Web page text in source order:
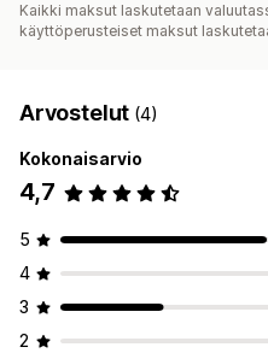
Kaikki maksut laskutetaan
käyttöperusteiset maksut
Arvostelut (4)
Kokonaisarvio
4,7
5
4
3
2